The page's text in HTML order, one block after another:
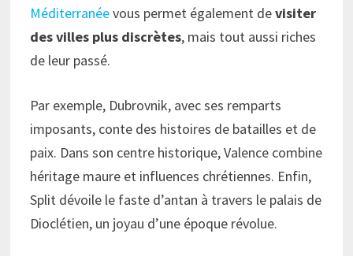
Méditerranéevous permet également devisiter
des villes plus discrètes, mais tout aussi riches
de leur passé.
Par exemple, Dubrovnik, avec ses remparts
imposants, conte des histoires de batailles et de
paix. Dans son centre historique, Valence combine
héritage maure et influences chrétiennes. Enfin,
Split dévoile le faste d’antan à travers le palais de
Dioclétien, un joyau d’une époque révolue.